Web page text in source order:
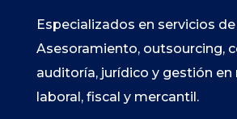
Especializados en servicios de
Asesoramiento, outsourcing,
auditoría, jurídico y gestión en
laboral, fiscal y mercantil.